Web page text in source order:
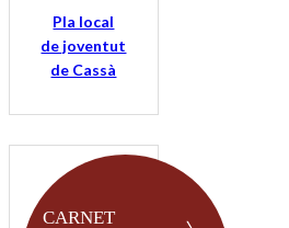
Pla local
de joventut
de Cassà